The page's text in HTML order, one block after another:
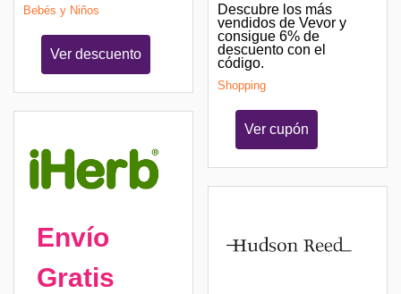
Bebés y Niños
Ver descuento
Envío
Gratis
Descubre los más
vendidos de Vevor y
consigue 6% de
descuento con el
código.
Shopping
Ver cupón